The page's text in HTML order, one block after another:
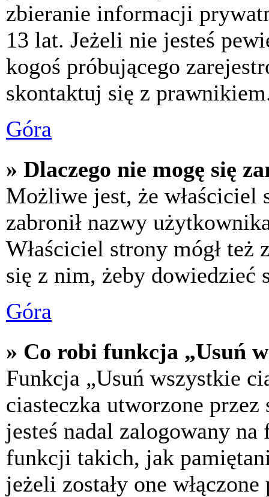
zbieranie informacji
13 lat. Jeżeli nie jesteś
kogoś próbującego
skontaktuj się z
Góra
» Dlaczego nie mogę się
Możliwe jest, że właściciel
zabronił nazwy
Właściciel strony mógł
się z nim, żeby dowiedzieć
Góra
» Co robi funkcja „Usuń
Funkcja „Usuń wszystkie
ciasteczka utworzone
jesteś nadal zalogowany
funkcji takich, jak
jeżeli zostały one